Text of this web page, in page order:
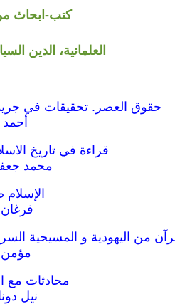
كتب-ابحاث
العلمانية، الدين
حقوق العصر. تحقيقات في
أحمد
قراءة في تاريخ
محمد
فرغان
من اليهودية و المسيحية
مؤمن
محادثات مع
نيل